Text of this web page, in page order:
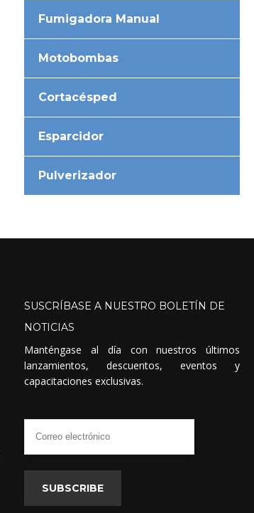
Fumigadora Manual
Motobombas
Cortacésped
Esparcidor
Pulverizador
SUSCRÍBASE A NUESTRO BOLETÍN DE
NOTICIAS
Manténgase al día con nuestros últimos
lanzamientos, descuentos, eventos y
capacitaciones exclusivas.
SUBSCRIBE